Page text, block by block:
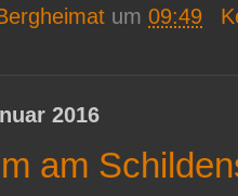
um 09:49
2016
am